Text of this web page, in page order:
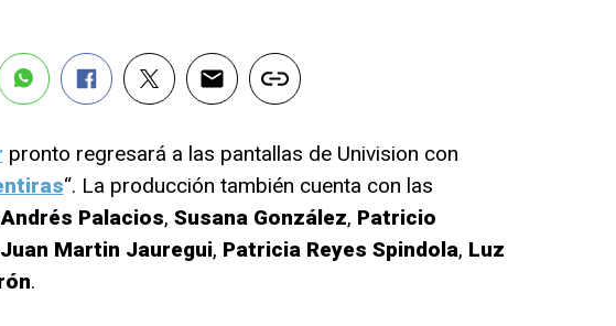
pronto regresará a las pantallas de Univision con
“. La producción también cuenta con las
Andrés Palacios, Susana González, Patricio
Juan Martin Jauregui, Patricia Reyes Spindola, Luz
.